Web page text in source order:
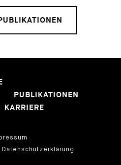
PUBLIKATIONEN
KARRIERE
Datenschutzerklärung